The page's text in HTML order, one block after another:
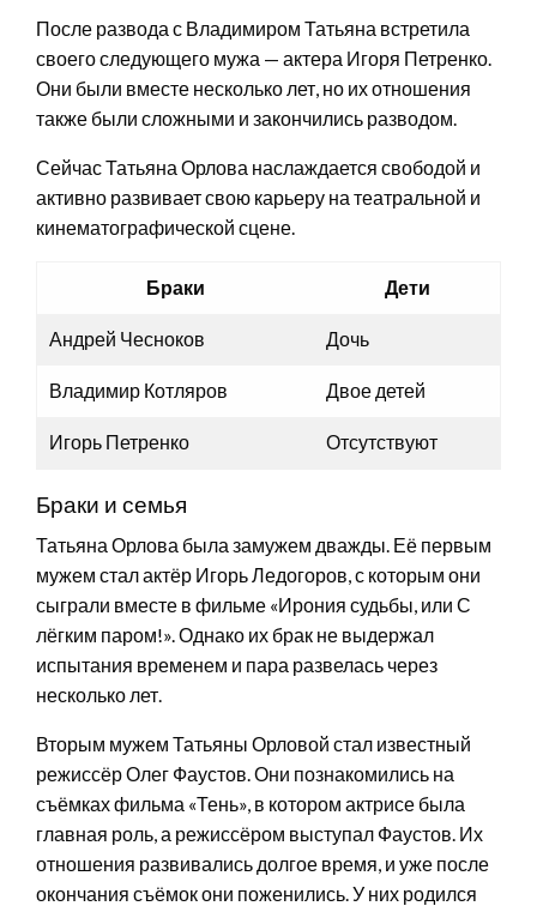
После развода с Владимиром Татьяна встретила
своего следующего мужа — актера Игоря Петренко.
Они были вместе несколько лет, но их отношения
также были сложными и закончились разводом.
Сейчас Татьяна Орлова наслаждается свободой и
активно развивает свою карьеру на театральной и
кинематографической сцене.
Браки Дети
Андрей Чесноков Дочь
Владимир Котляров Двое детей
Игорь Петренко Отсутствуют
Браки и семья
Татьяна Орлова была замужем дважды. Её первым
мужем стал актёр Игорь Ледогоров, с которым они
сыграли вместе в фильме «Ирония судьбы, или С
лёгким паром!». Однако их брак не выдержал
испытания временем и пара развелась через
несколько лет.
Вторым мужем Татьяны Орловой стал известный
режиссёр Олег Фаустов. Они познакомились на
съёмках фильма «Тень», в котором актрисе была
главная роль, а режиссёром выступал Фаустов. Их
отношения развивались долгое время, и уже после
окончания съёмок они поженились. У них родился